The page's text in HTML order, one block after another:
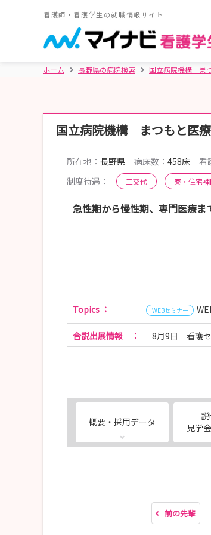
看護師・看護学生の就職情報サイト
ホーム 長野県の病院検索 国立病院機構 ま
国立病院機構 まつもと医
所在地： 長野県 病床数： 458床 看
制度待遇：
三交代 寮・住宅
急性期から慢性期、専門医療
Topics ： WEBセミナー
合説出展情報 ： 8月9日 看護
概要・採用データ
説
見学
前の先輩